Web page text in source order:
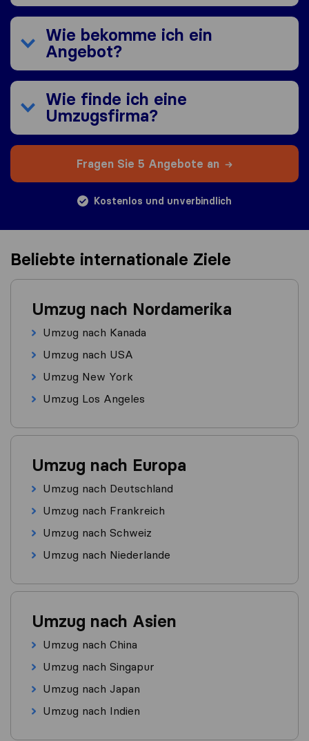
Wie bekomme ich ein
Angebot?
Wie finde ich eine
Umzugsfirma?
Fragen Sie 5 Angebote an
Kostenlos und unverbindlich
Beliebte internationale Ziele
Umzug nach Nordamerika
Umzug nach Kanada
Umzug nach USA
Umzug New York
Umzug Los Angeles
Umzug nach Europa
Umzug nach Deutschland
Umzug nach Frankreich
Umzug nach Schweiz
Umzug nach Niederlande
Umzug nach Asien
Umzug nach China
Umzug nach Singapur
Umzug nach Japan
Umzug nach Indien